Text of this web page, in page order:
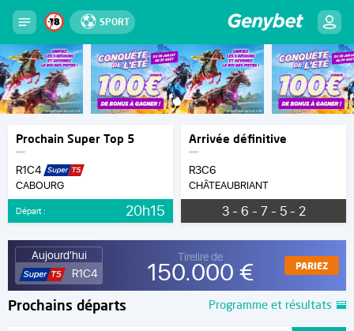
SPORT
Prochain Super Top 5
R1C4
CABOURG
Départ : 20h15
Arrivée définitive
R3C6
CHÂTEAUBRIANT
3 - 6 - 7 - 5 - 2
Aujourd'hui
R1C4
Tirelire de
150.000 € PARIEZ
Prochains départs Programme et résultats